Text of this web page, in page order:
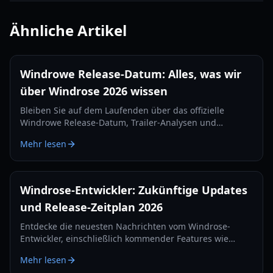
Ähnliche Artikel
Windrowe Release-Datum: Alles, was wir
über Windrose 2026 wissen
Bleiben Sie auf dem Laufenden über das offizielle
Windrowe Release-Datum, Trailer-Analysen und
das auf dem IGN Fan Fest enthüllt wurde.
Mehr lesen
Windrose-Entwickler: Zukünftige Updates
und Release-Zeitplan 2026
Entdecke die neuesten Nachrichten vom Windrose-
Entwickler, einschließlich kommender Features wie
Strategie für 2026.
Mehr lesen